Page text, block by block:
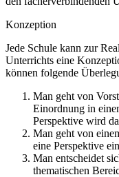
Konzeption
Jede Schule kann zur
Unterrichts eine
können folgende
Man geht von
Einordnung in
Perspektive wird
Man geht von
eine Perspektive
Man entscheidet
thematischen